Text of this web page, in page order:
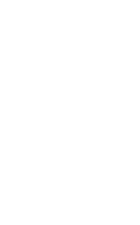
Inhalten
Statistiken oder Kombinationen von
der Angebote